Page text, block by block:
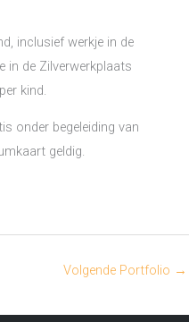
inclusief werkje in de
in de Zilverwerkplaats
kind.
onder begeleiding van
geldig.
Volgende Portfolio →